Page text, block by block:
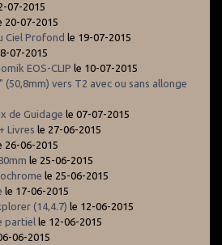
07-2015
20-07-2015
Ciel Profond le 19-07-2015
07-2015
EOS-CLIP le 10-07-2015
vers T2 avec ou sans allonge
de Guidage le 07-07-2015
Livres le 27-06-2015
26-06-2015
le 25-06-2015
le 25-06-2015
le 17-06-2015
(14,4.7) le 12-06-2015
partiel le 12-06-2015
06-2015